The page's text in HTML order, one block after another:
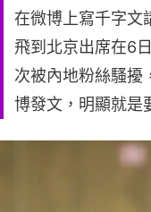
在微博上寫千字文
飛到北京出席在6
次被內地粉絲騷擾
博發文，明顯就是